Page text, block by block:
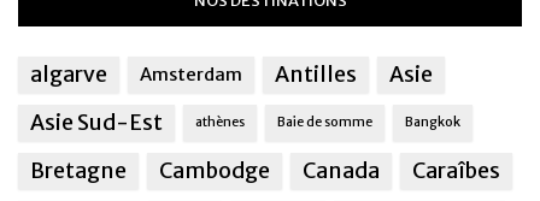
algarve Amsterdam Antilles
Asie
Asie Sud-Est
athènes Baie de somme Bangkok
Bretagne Cambodge Canada Caraîbes